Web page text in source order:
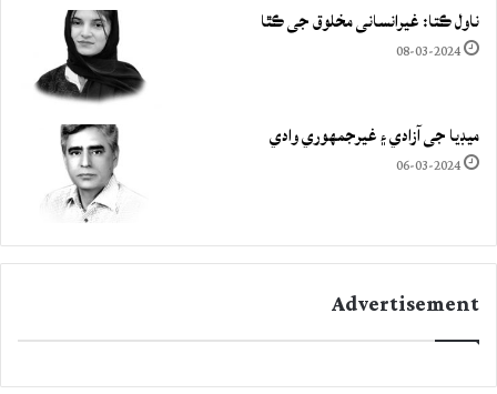
ناول ڪتا: غيرانساني مخلوق جي ڪٿا
08-03-2024
ميڊيا جي آزادي ۽ غيرجمھوري وادي
06-03-2024
Advertisement